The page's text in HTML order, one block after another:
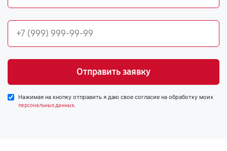
Отправить заявку
Нажимая на кнопку отправить я даю свое согласие на обработку моих
персональных данных.